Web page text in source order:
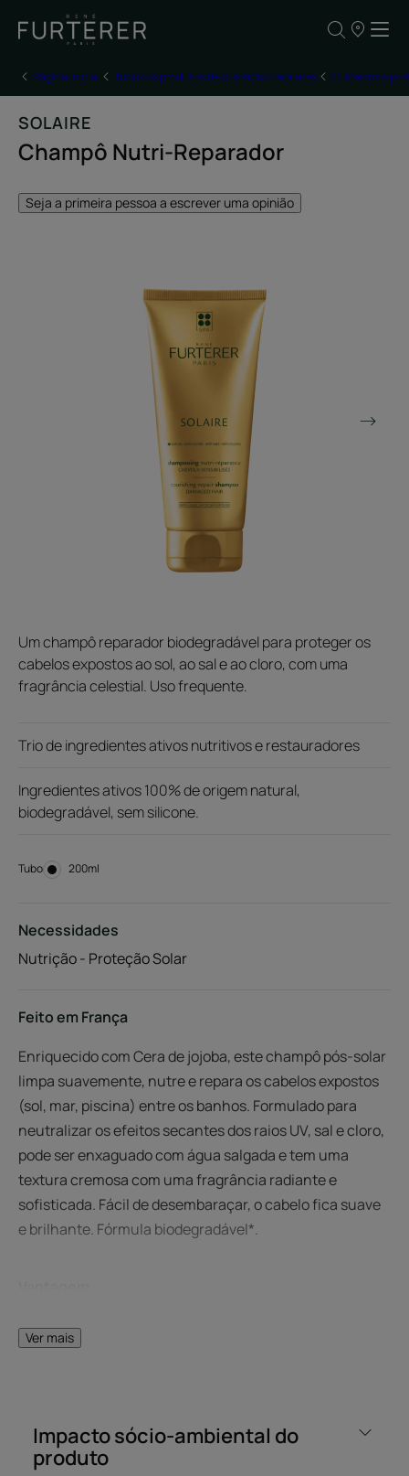
OS
DE
VENDA
Página inicial Todos os produtos de cuidados capilares Cuidados e
SOLAIRE
Champô Nutri-Reparador
Seja a primeira pessoa a escrever uma opinião
Um champô reparador biodegradável para proteger os
cabelos expostos ao sol, ao sal e ao cloro, com uma
fragrância celestial. Uso frequente.
Trio de ingredientes ativos nutritivos e restauradores
Ingredientes ativos 100% de origem natural,
biodegradável, sem silicone.
Tubo Tubo
200ml
Necessidades
Nutrição - Proteção Solar
Feito em França
Enriquecido com Cera de jojoba, este champô pós-solar
limpa suavemente, nutre e repara os cabelos expostos
(sol, mar, piscina) entre os banhos. Formulado para
neutralizar os efeitos secantes dos raios UV, sal e cloro,
pode ser enxaguado com água salgada e tem uma
textura cremosa com uma fragrância radiante e
sofisticada. Fácil de desembaraçar, o cabelo fica suave
e brilhante. Fórmula biodegradável*.
agressões de verão. O Cimentrio reestrutura e protege o
Benefícios
Ver mais
Impacto sócio-ambiental do
produto